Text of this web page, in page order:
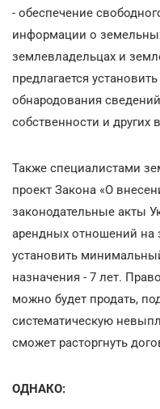
- обеспечение
информации о
землевладельцах и
предлагается
обнародования
собственности и других
Также специалистами
проект Закона «О
законодательные акты
арендных отношений на
установить
назначения - 7 лет.
можно будет продать,
систематическую
сможет расторгнуть
ОДНАКО: